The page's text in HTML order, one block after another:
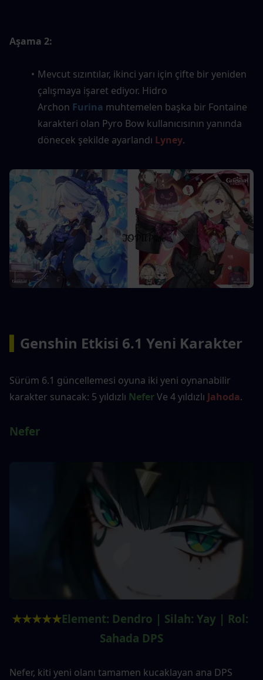
Aşama 2:
Mevcut sızıntılar, ikinci yarı için çifte bir yeniden
çalışmaya işaret ediyor. Hidro
Archon Furina muhtemelen başka bir Fontaine
karakteri olan Pyro Bow kullanıcısının yanında
dönecek şekilde ayarlandı Lyney.
Genshin Etkisi 6.1 Yeni Karakter
Sürüm 6.1 güncellemesi oyuna iki yeni oynanabilir
karakter sunacak: 5 yıldızlı Nefer Ve 4 yıldızlı Jahoda.
Nefer
★★★★★Element: Dendro | Silah: Yay | Rol:
Sahada DPS
Nefer, kiti yeni olanı tamamen kucaklayan ana DPS